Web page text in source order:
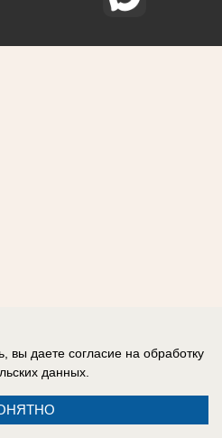
вы даете согласие на обработку
данных.